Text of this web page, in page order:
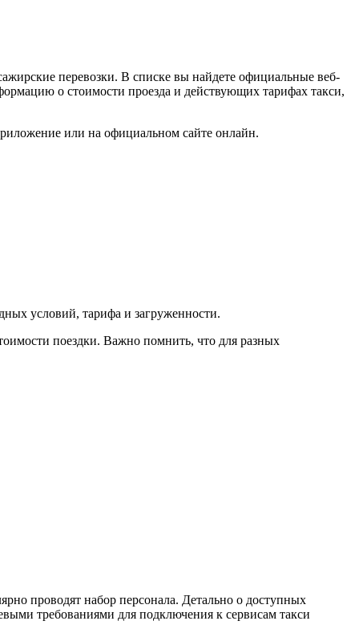
перевозки. В списке вы найдете официальные веб-
о стоимости проезда и действующих тарифах такси,
или на официальном сайте онлайн.
условий, тарифа и загруженности.
поездки. Важно помнить, что для разных
проводят набор персонала. Детально о доступных
требованиями для подключения к сервисам такси